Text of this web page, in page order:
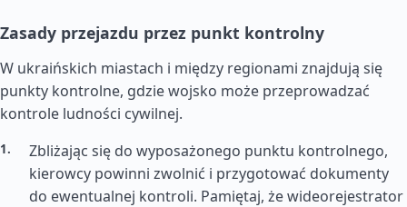
Zasady przejazdu przez punkt kontrolny
W ukraińskich miastach i między regionami znajdują się
punkty kontrolne, gdzie wojsko może przeprowadzać
kontrole ludności cywilnej.
Zbliżając się do wyposażonego punktu kontrolnego,
kierowcy powinni zwolnić i przygotować dokumenty
do ewentualnej kontroli. Pamiętaj, że wideorejestrator